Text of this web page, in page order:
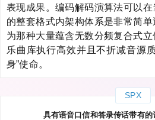
表现成果。编码解码演算法可以
的整套格式内架构体系是非常简
为那种大量蕴含无数分频复合式
乐曲库执行高效并且不折减音源
身”使命。
SPX
具有语音口信和答录传话带有